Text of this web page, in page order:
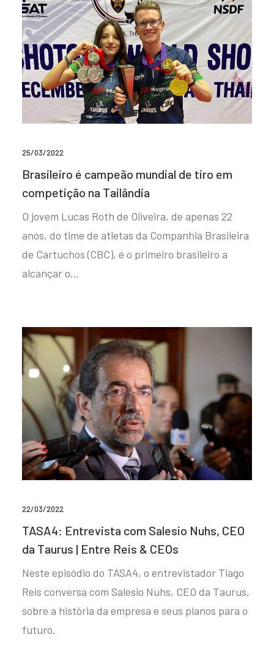
25/03/2022
Brasileiro é campeão mundial de tiro em
competição na Tailândia
O jovem Lucas Roth de Oliveira, de apenas 22
anos, do time de atletas da Companhia Brasileira
de Cartuchos (CBC), é o primeiro brasileiro a
alcançar o…
22/03/2022
TASA4: Entrevista com Salesio Nuhs, CEO
da Taurus | Entre Reis & CEOs
Neste episódio do TASA4, o entrevistador Tiago
Reis conversa com Salesio Nuhs, CEO da Taurus,
sobre a história da empresa e seus planos para o
futuro.